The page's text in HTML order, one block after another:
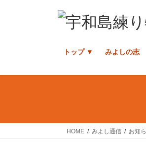
ス
ン
トップ ▼ みよしの志
HOME みよし通信 お知